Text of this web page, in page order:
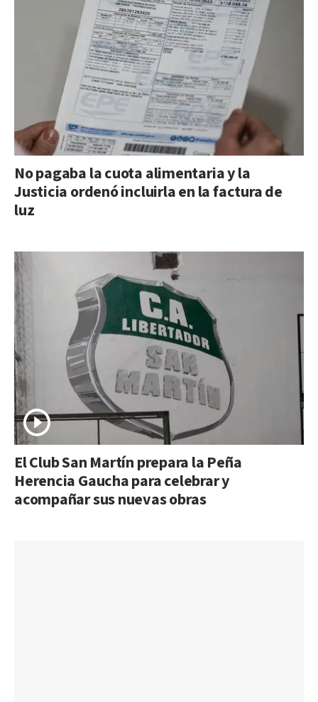
No pagaba la cuota alimentaria y la
Justicia ordenó incluirla en la factura de
luz
El Club San Martín prepara la Peña
Herencia Gaucha para celebrar y
acompañar sus nuevas obras